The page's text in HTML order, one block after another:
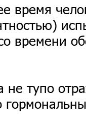
время
времени
не тупо